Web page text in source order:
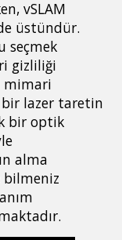
vSLAM
üstündür.
seçmek
gizliliği
mimari
bir lazer taretin
bir optik
alma